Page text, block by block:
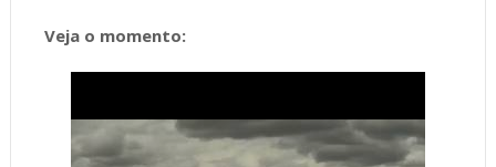
Veja o momento: